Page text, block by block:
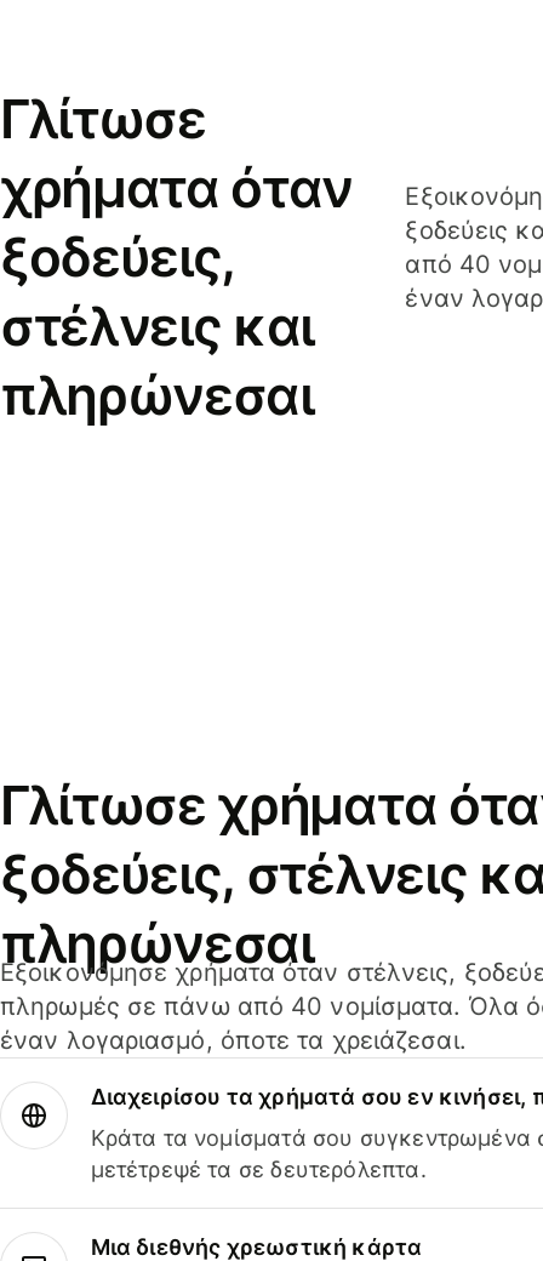
Γλίτωσε
χρήματα όταν
ξοδεύεις,
στέλνεις και
πληρώνεσαι
ξοδεύεις
από 40
έναν
Γλίτωσε χρήματα
ξοδεύεις, στέλνεις
πληρώνεσαι
Εξοικονόμησε χρήματα όταν στέλνεις,
πληρωμές σε πάνω από 40 νομίσματα. Όλα
έναν λογαριασμό, όποτε τα χρειάζεσαι.
Διαχειρίσου τα χρήματά σου εν
Κράτα τα νομίσματά σου συγκεντρωμένα
μετέτρεψέ τα σε δευτερόλεπτα.
Μια διεθνής χρεωστική κάρτα